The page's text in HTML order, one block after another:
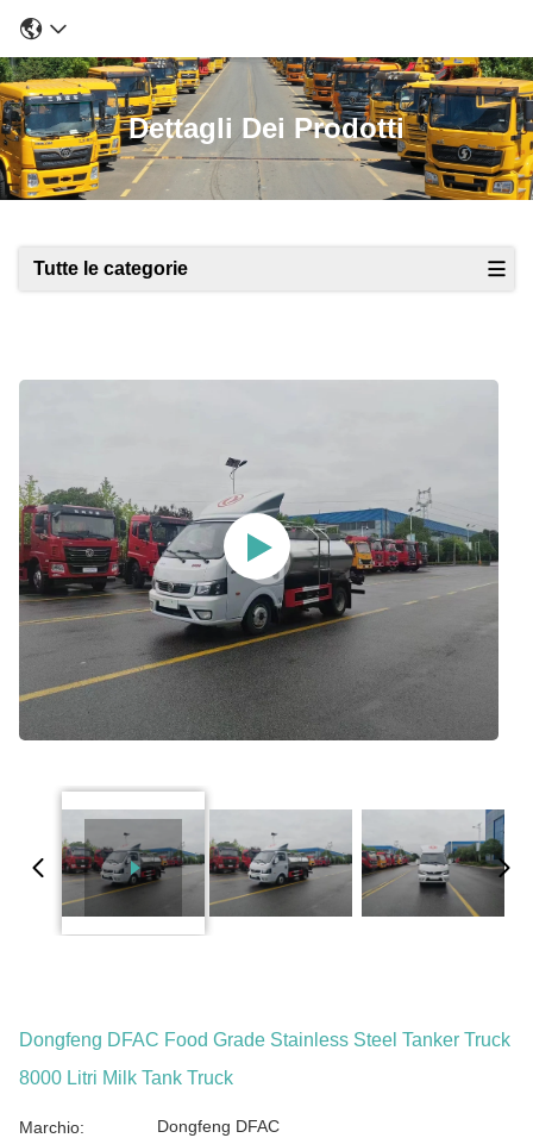
Dettagli Dei Prodotti
Tutte le categorie
Dongfeng DFAC Food Grade Stainless Steel Tanker Truck
8000 Litri Milk Tank Truck
Marchio: Dongfeng DFAC